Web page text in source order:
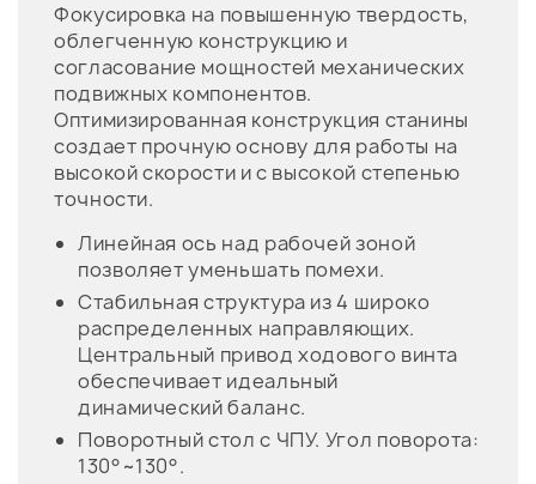
Фокусировка на повышенную твердость,
облегченную конструкцию и
согласование мощностей механических
подвижных компонентов.
Оптимизированная конструкция станины
создает прочную основу для работы на
высокой скорости и с высокой степенью
точности.
Линейная ось над рабочей зоной
позволяет уменьшать помехи.
Стабильная структура из 4 широко
распределенных направляющих.
Центральный привод ходового винта
обеспечивает идеальный
динамический баланс.
Поворотный стол с ЧПУ. Угол поворота:
130°~130°.